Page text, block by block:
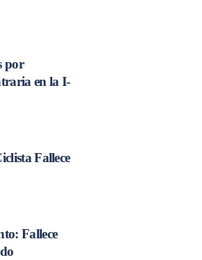
por
en la I-
Fallece
Fallece